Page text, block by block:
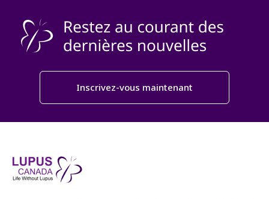
Inscrivez-vous maintenant